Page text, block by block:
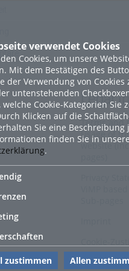
verwendet Cookies
Cookies, um unsere
Mit dem Bestätigen des
der Verwendung von Cookies
untenstehenden
Cookie-Kategorien Sie
Klicken auf die
Sie eine Beschreibung
finden Sie in
.
zustimmen Allen
Legal
Terms and
Usage of
website